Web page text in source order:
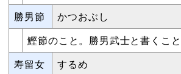
勝男節
かつおぶし
鰹節のこと。勝男武士と書くこと
寿留女
するめ